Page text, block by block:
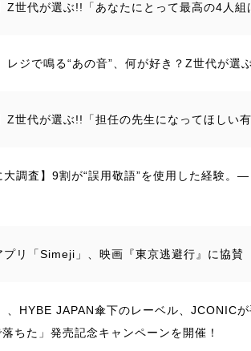
Z世代が選ぶ!!「あなたにとって最高の4人
レジで鳴る“あの音”、何が好き？Z世代が選
Z世代が選ぶ!!「担任の先生になってほしい
大調査】9割が“誤用敬語”を使用した経験。
リ「Simeji」、映画『東京逃避行』に協賛
、HYBE JAPAN傘下のレーベル、JCONIC
ちた」発売記念キャンペーンを開催！